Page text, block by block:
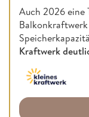
Auch 2026 eine
Kraftwerk